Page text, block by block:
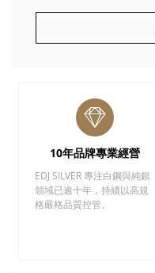
10年品牌專業經營
EDJ SILVER 專注白鋼與純銀
領域已逾十年，持續以高規
格嚴格品質控管。